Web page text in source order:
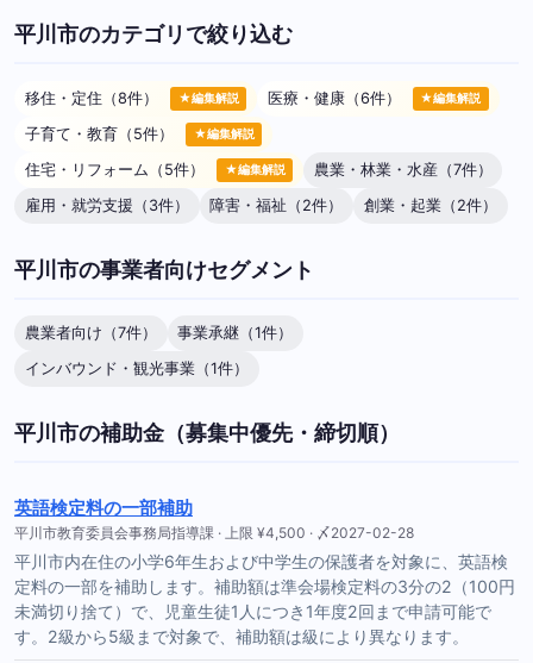
平川市のカテゴリで絞り込む
移住・定住（8件） ★編集解説 医療・健康（6件） ★編集解説
子育て・教育（5件） ★編集解説
住宅・リフォーム（5件） ★編集解説
農業・林業・水産（7件）
雇用・就労支援（3件）
障害・福祉（2件） 創業・起業（2件）
平川市の事業者向けセグメント
農業者向け（7件）
事業承継（1件）
インバウンド・観光事業（1件）
平川市の補助金（募集中優先・締切順）
英語検定料の一部補助
平川市教育委員会事務局指導課 · 上限 ¥4,500 · 〆2027-02-28
平川市内在住の小学6年生および中学生の保護者を対象に、英語検
定料の一部を補助します。補助額は準会場検定料の3分の2（100円
未満切り捨て）で、児童生徒1人につき1年度2回まで申請可能で
す。2級から5級まで対象で、補助額は級により異なります。